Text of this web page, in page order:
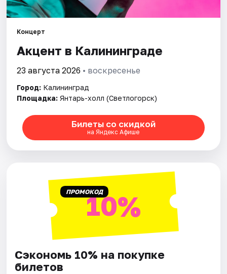
Города
Артисты
Рейтинги
Концерт
Акцент в Калининграде
23 августа 2026 • воскресенье
Город: Калининград
Площадка: Янтарь-холл (Светлогорск)
Билеты со скидкой
на Яндекс Афише
ПРОМОКОД10%
Сэкономь 10% на покупке
билетов